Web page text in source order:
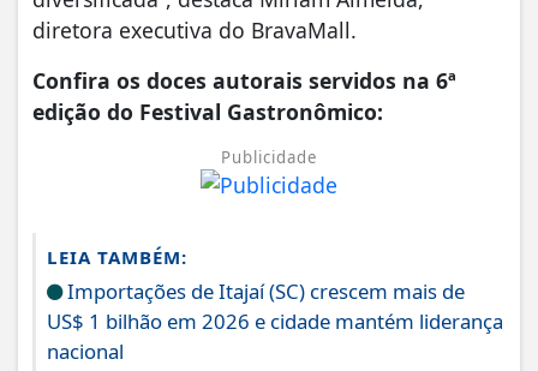
diretora executiva do BravaMall.
Confira os doces autorais servidos na 6ª
edição do Festival Gastronômico:
Publicidade
LEIA TAMBÉM:
Importações de Itajaí (SC) crescem mais de
US$ 1 bilhão em 2026 e cidade mantém liderança
nacional